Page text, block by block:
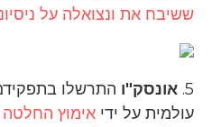
ששיבח את ונצואלה על
5. אונסק"ו התרשלו
עולמית על ידי אימוץ החלטה